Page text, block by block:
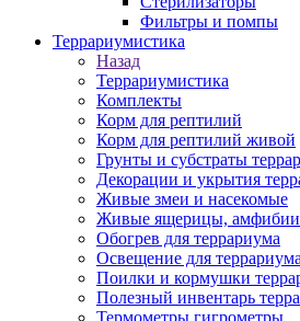
Фильтры и помпы
Террариумистика
Назад
Террариумистика
Комплекты
Корм для рептилий
Корм для рептилий живой
Грунты и субстраты
Декорации и укрытия
Живые змеи и насекомые
Живые ящерицы, амфибии
Обогрев для террариума
Освещение для террариума
Поилки и кормушки
Полезный инвентарь
Термометры,гигрометры